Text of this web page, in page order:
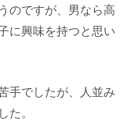
のですが、男なら高
に興味を持つと思い
手でしたが、人並み
た。